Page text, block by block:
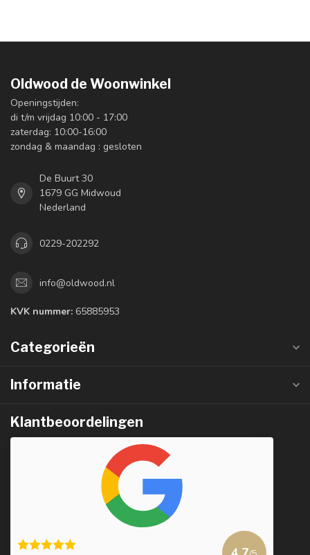
Oldwood de Woonwinkel
Openingstijden:
di t/m vrijdag 10:00 - 17:00
zaterdag: 10:00-16:00
zondag & maandag : gesloten
De Buurt 30
1679 GG Midwoud
Nederland
0229-202292
info@oldwood.nl
KVK nummer: 65885953
Categorieën
Informatie
Klantbeoordelingen